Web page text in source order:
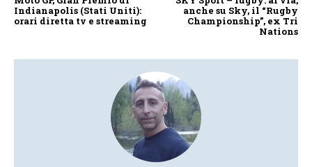
Indianapolis (Stati Uniti):
orari diretta tv e streaming
anche su Sky, il “Rugby
Championship”, ex Tri
Nations